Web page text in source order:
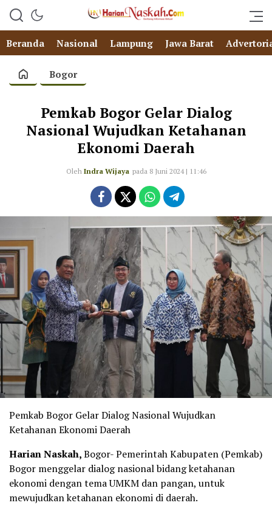
Beranda Nasional Lampung Jawa Barat
Bogor
Pemkab Bogor Gelar Dialog
Nasional Wujudkan Ketahanan
Ekonomi Daerah
Oleh Indra Wijaya pada 8 Juni 2024 | 11:46
Pemkab Bogor Gelar Dialog Nasional Wujudkan
Ketahanan Ekonomi Daerah
Harian Naskah,Bogor- Pemerintah Kabupaten (Pemkab)
Bogor menggelar dialog nasional bidang ketahanan
ekonomi dengan tema UMKM dan pangan, untuk
mewujudkan ketahanan ekonomi di daerah.